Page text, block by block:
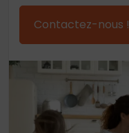
Contactez-nous !